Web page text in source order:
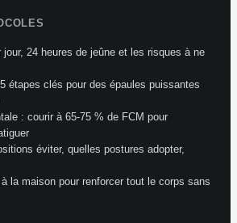
24 heures de jeûne et les risques à ne
étapes clés pour des épaules puissantes
: courir à 65-75 % de FCM pour
éviter, quelles postures adopter,
la maison pour renforcer tout le corps sans